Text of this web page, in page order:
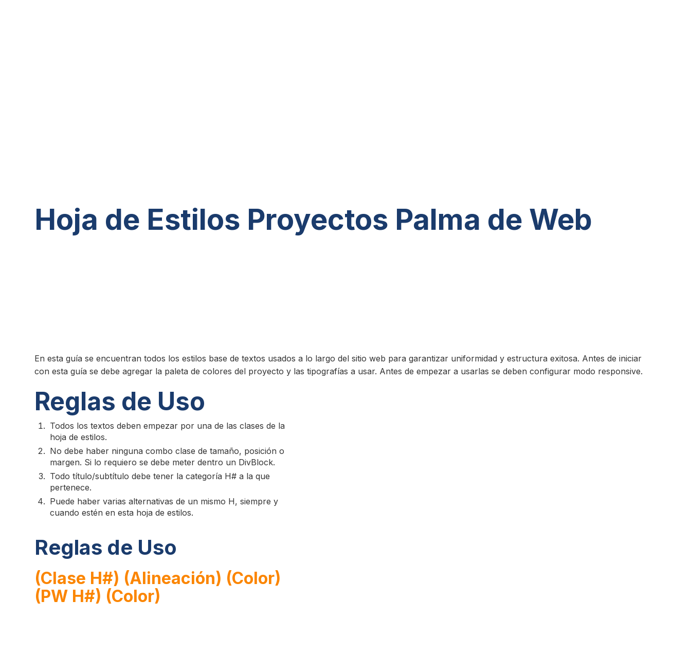
Hoja de Estilos Proyectos Palma de Web
En esta guía se encuentran todos los estilos base de textos usados a lo largo del sitio web para garantizar uniformidad y estructura exitosa. Antes de iniciar
con esta guía se debe agregar la paleta de colores del proyecto y las tipografías a usar. Antes de empezar a usarlas se deben configurar modo responsive.
Reglas de Uso
Todos los textos deben empezar por una de las clases de la
hoja de estilos.
No debe haber ninguna combo clase de tamaño, posición o
margen. Si lo requiero se debe meter dentro un DivBlock.
Todo título/subtítulo debe tener la categoría H# a la que
pertenece.
Puede haber varias alternativas de un mismo H, siempre y
cuando estén en esta hoja de estilos.
Reglas de Uso
(Clase H#) (Alineación) (Color)
(PW H#) (Color)